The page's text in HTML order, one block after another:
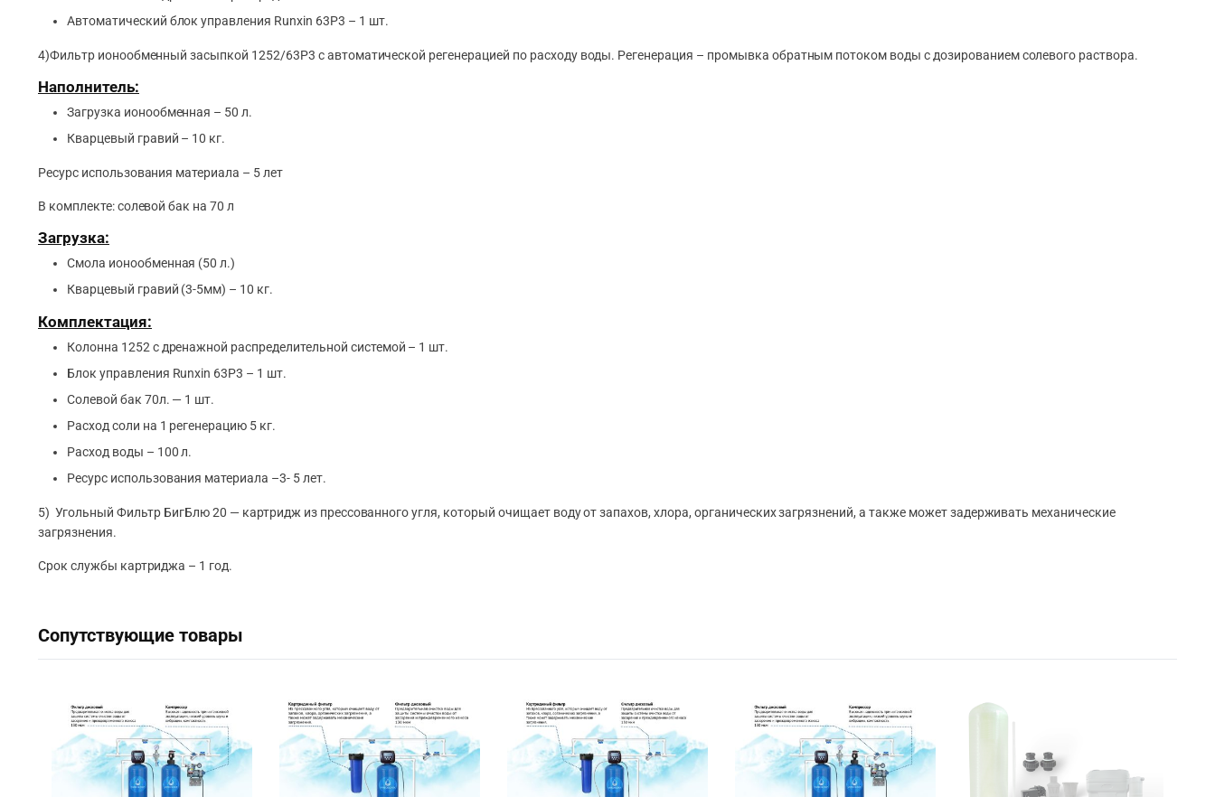
Автоматический блок управления Runxin 63P3 – 1 шт.
4)Фильтр ионообменный засыпкой 1252/63P3 с автоматической регенерацией по расходу воды. Регенерация – промывка обратным потоком воды с дозированием солевого раствора.
Наполнитель:
Загрузка ионообменная – 50 л.
Кварцевый гравий – 10 кг.
Ресурс использования материала – 5 лет
В комплекте: солевой бак на 70 л
Загрузка:
Смола ионообменная (50 л.)
Кварцевый гравий (3-5мм) – 10 кг.
Комплектация:
Колонна 1252 с дренажной распределительной системой – 1 шт.
Блок управления Runxin 63P3 – 1 шт.
Солевой бак 70л. — 1 шт.
Расход соли на 1 регенерацию 5 кг.
Расход воды – 100 л.
Ресурс использования материала –3- 5 лет.
5) Угольный Фильтр БигБлю 20 — картридж из прессованного угля, который очищает воду от запахов, хлора, органических загрязнений, а также может задерживать механические
загрязнения.
Срок службы картриджа – 1 год.
Сопутствующие товары